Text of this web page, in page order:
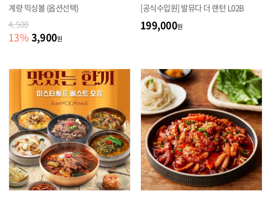
계량 믹싱볼 (옵션선택)
4,500
13% 3,900원
[공식수입원] 발뮤다 더 랜턴 L02B
199,000원